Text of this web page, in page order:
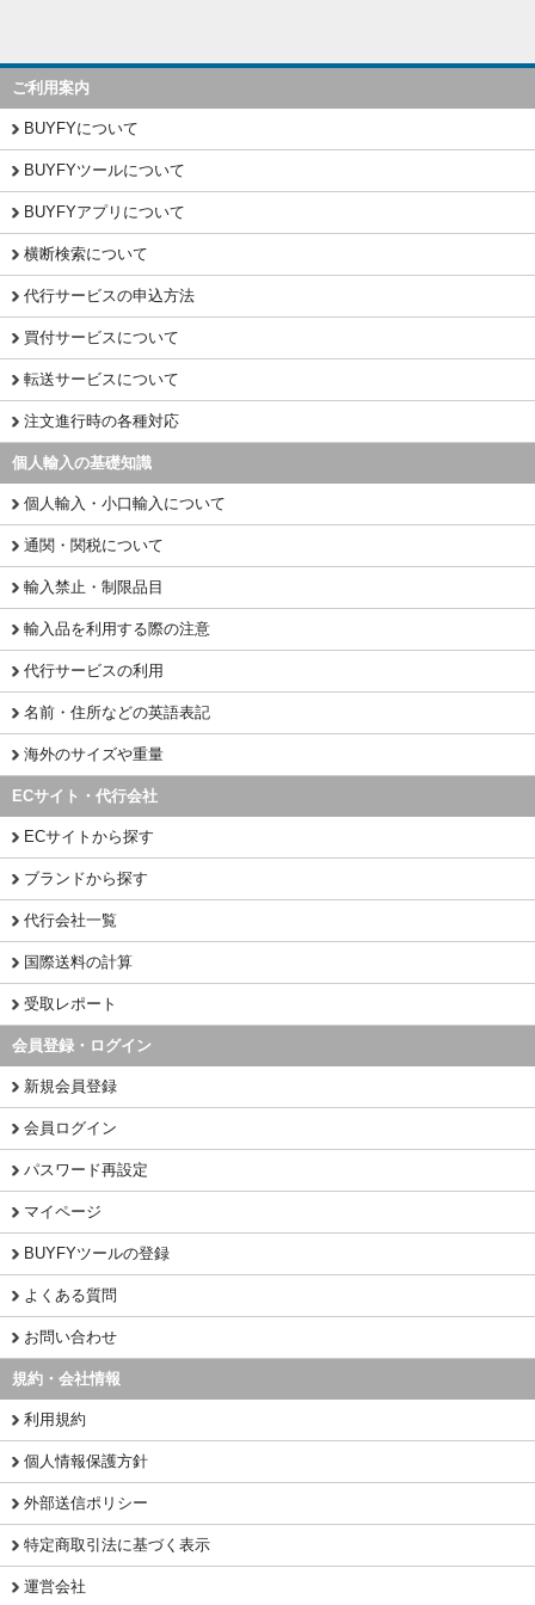
ご利用案内
BUYFYについて
BUYFYツールについて
BUYFYアプリについて
横断検索について
代行サービスの申込方法
買付サービスについて
転送サービスについて
注文進行時の各種対応
個人輸入の基礎知識
個人輸入・小口輸入について
通関・関税について
輸入禁止・制限品目
輸入品を利用する際の注意
代行サービスの利用
名前・住所などの英語表記
海外のサイズや重量
ECサイト・代行会社
ECサイトから探す
ブランドから探す
代行会社一覧
国際送料の計算
受取レポート
会員登録・ログイン
新規会員登録
会員ログイン
パスワード再設定
マイページ
BUYFYツールの登録
よくある質問
お問い合わせ
規約・会社情報
利用規約
個人情報保護方針
外部送信ポリシー
特定商取引法に基づく表示
運営会社